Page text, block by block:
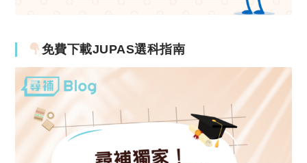
免費下載JUPAS選科指南